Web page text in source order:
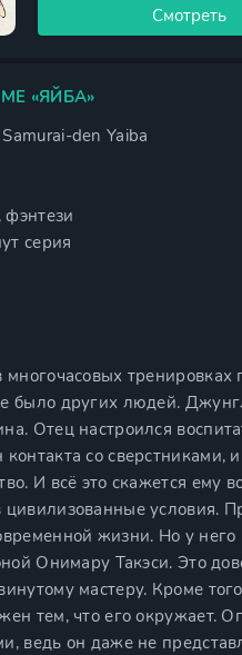
Смотреть
«ЯЙБА»
den Yaiba
серия
многочасовых
было других людей.
Отец настроился
со
И всё это скажется ему
цивилизованные условия.
жизни. Но у
Онимару Такэси. Это
мастеру. Кроме
тем, что его окружает.
ведь он даже не